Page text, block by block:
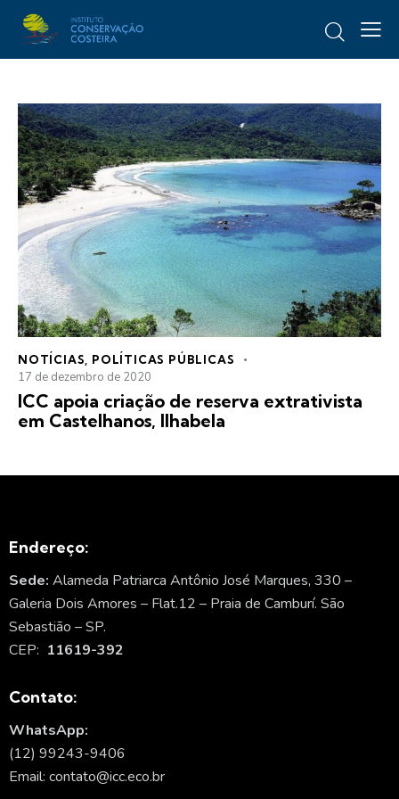
NOTÍCIAS POLÍTICAS PÚBLICAS
17 de dezembro de 2020
ICC apoia criação de reserva extrativista
em Castelhanos, Ilhabela
Endereço:
Sede: Alameda Patriarca Antônio José Marques, 330 –
Galeria Dois Amores – Flat.12 – Praia de Camburí. São
Sebastião – SP.
CEP: 11619-392
Contato:
WhatsApp:
(12) 99243-9406
Email: contato@icc.eco.br